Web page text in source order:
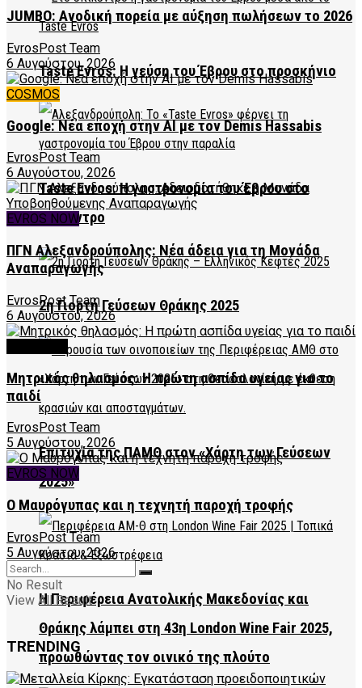
Taste Evros: Η γεύση του Έβρου στο προσκήνιο
Taste Evros: Η γαστρονομία του Έβρου στο
επίκεντρο
2η Γιορτή Γεύσεων Θράκης 2025
Επιτυχία της ΠΑΜΘ στον «Χάρτη των Γεύσεων
2025»
Η Περιφέρεια Ανατολικής Μακεδονίας και
Θράκης λάμπει στη 43η London Wine Fair 2025,
προωθώντας τον οινικό της πλούτο
JUMBO: Ανοδική πορεία με αύξηση πωλήσεων το 2026
EvrosPost Team
6 Αυγούστου, 2026
COSMOS
Google: Νέα εποχή στην AI με τον Demis Hassabis
EvrosPost Team
6 Αυγούστου, 2026
EVROS NOW
ΠΓΝ Αλεξανδρούπολης: Νέα άδεια για τη Μονάδα
Αναπαραγωγής
EvrosPost Team
6 Αυγούστου, 2026
Μητρικός θηλασμός: Η πρώτη ασπίδα υγείας για το
παιδί
EvrosPost Team
5 Αυγούστου, 2026
EVROS NOW
Ο Μαυρόγυπας και η τεχνητή παροχή τροφής
EvrosPost Team
5 Αυγούστου, 2026
No Result
View All Result
TRENDING